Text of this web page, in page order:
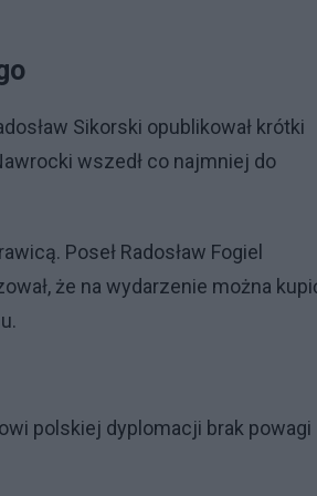
Sikorski opublikował krótki
wszedł co najmniej do
Poseł Radosław Fogiel
że na wydarzenie można
polskiej dyplomacji brak powagi